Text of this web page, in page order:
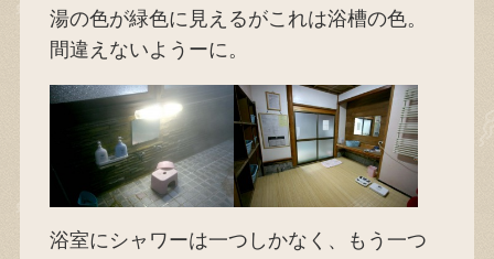
湯の色が緑色に見えるがこれは浴槽の色。
間違えないようーに。
浴室にシャワーは一つしかなく、もう一つ